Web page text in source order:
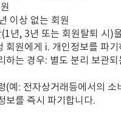
이상 없는 회원
년, 3년 또는 회원탈퇴 시)
원에게 i. 개인정보를 파
하는 경우: 별도 분리 보관
예: 전자상거래등에서의
보를 즉시 파기합니다.